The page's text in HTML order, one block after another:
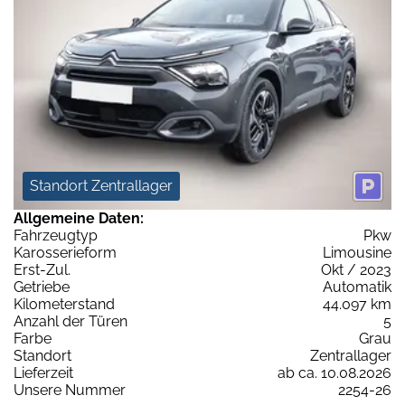
Standort Zentrallager
Allgemeine Daten:
Fahrzeugtyp
Pkw
Karosserieform
Limousine
Erst-Zul.
Okt / 2023
Getriebe
Automatik
Kilometerstand
44.097 km
Anzahl der Türen
5
Farbe
Grau
Standort
Zentrallager
Lieferzeit
ab ca. 10.08.2026
Unsere Nummer
2254-26